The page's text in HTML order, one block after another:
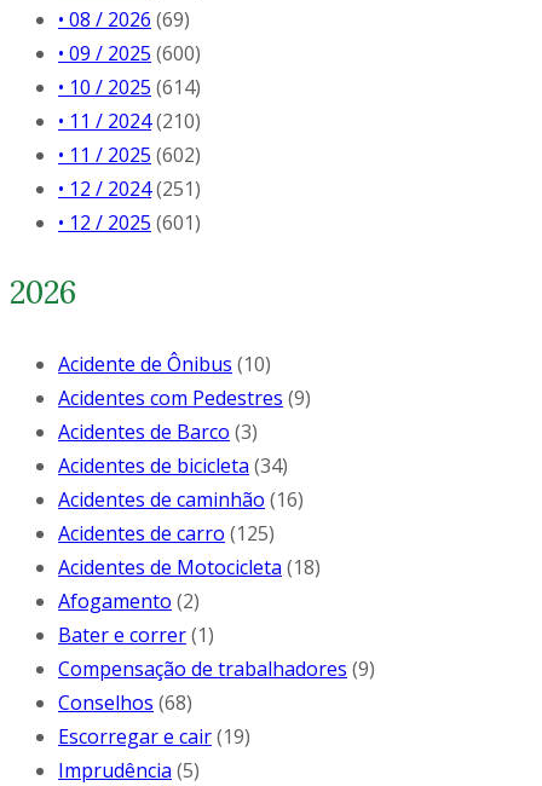
• 08 / 2026 (69)
• 09 / 2025 (600)
• 10 / 2025 (614)
• 11 / 2024(210)
• 11 / 2025 (602)
• 12 / 2024(251)
• 12 / 2025 (601)
2026
Acidente de Ônibus (10)
Acidentes com Pedestres (9)
Acidentes de Barco (3)
Acidentes de bicicleta (34)
Acidentes de caminhão (16)
Acidentes de carro (125)
Acidentes de Motocicleta (18)
Afogamento (2)
Bater e correr(1)
Compensação de trabalhadores (9)
Conselhos (68)
Escorregar e cair(19)
Imprudência (5)